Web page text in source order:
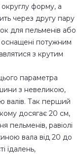
форму, а
через другу пару
для пельменів або
потужним
з крутим
параметра
з невеликою,
валів. Так перший
досягає 20 см,
пельменів, равіолі
вала від 20 до
їдалень,